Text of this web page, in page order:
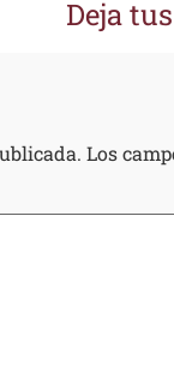
Deja
Los